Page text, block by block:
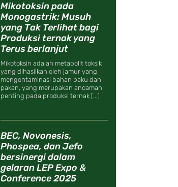
Mikotoksin pada
Monogastrik: Musuh
yang Tak Terlihat bagi
Produksi ternak yang
Terus berlanjut
Mikotoksin adalah metabolit toksik
yang dihasilkan oleh jamur yang
mengontaminasi bahan baku dan
pakan, yang merupakan ancaman
penting pada produksi ternak [...]
BEC, Novonesis,
Phospea, dan Jefo
bersinergi dalam
gelaran LEP Expo &
Conference 2025